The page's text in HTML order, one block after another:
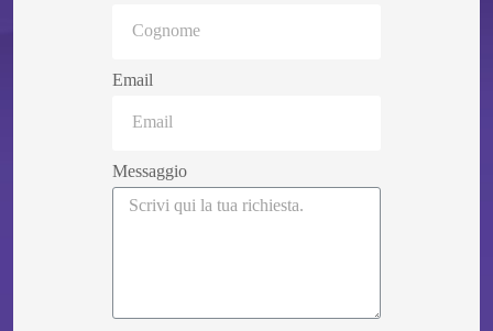
Email
Messaggio